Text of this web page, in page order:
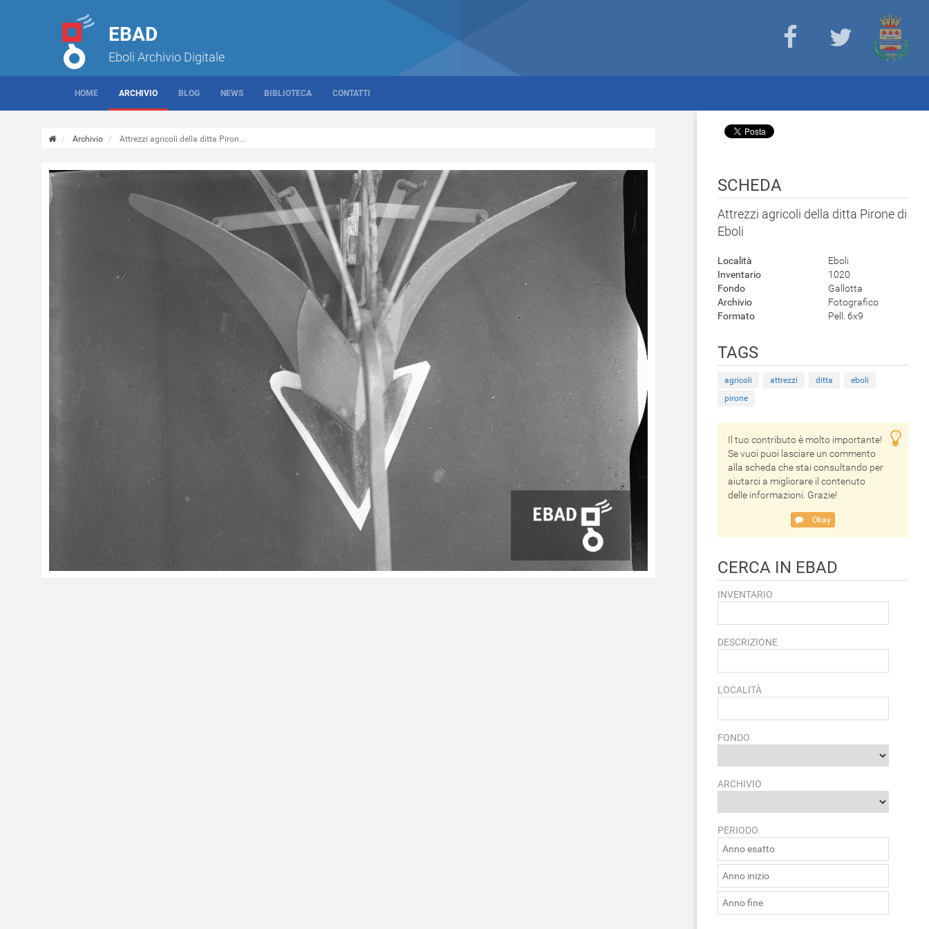
EBAD
Eboli Archivio Digitale
HOME ARCHIVIO BLOG NEWS BIBLIOTECA CONTATTI
Archivio Attrezzi agricoli della ditta Piron...
SCHEDA
Attrezzi agricoli della ditta Pirone di
Eboli
Località
Eboli
Inventario
1020
Fondo
Gallotta
Archivio
Fotografico
Formato
Pell. 6x9
TAGS
agricoli attrezzi ditta
eboli
pirone
Il tuo contributo è molto importante!
Se vuoi puoi lasciare un commento
alla scheda che stai consultando per
aiutarci a migliorare il contenuto
delle informazioni. Grazie!
Okay
CERCA IN EBAD
INVENTARIO
DESCRIZIONE
LOCALITÀ
FONDO
ARCHIVIO
PERIODO